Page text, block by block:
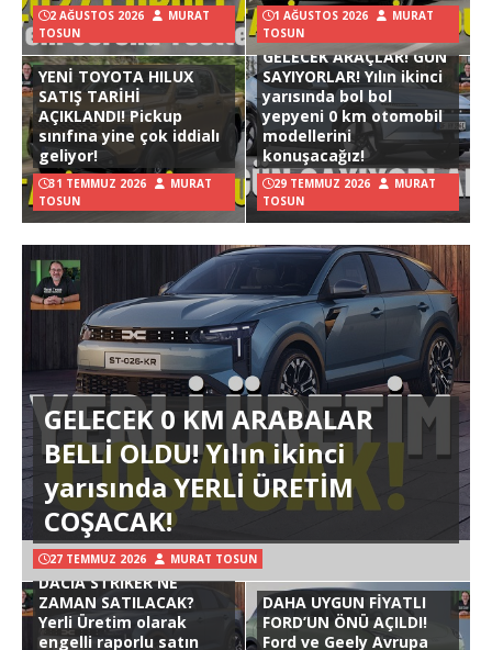
2 AĞUSTOS 2026
MURAT
TOSUN
1 AĞUSTOS 2026
MURAT
TOSUN
YENİ TOYOTA HILUX
SATIŞ TARİHİ
AÇIKLANDI! Pickup
sınıfına yine çok iddialı
geliyor!
31 TEMMUZ 2026
MURAT
TOSUN
GELECEK ARAÇLAR! GÜN
SAYIYORLAR! Yılın ikinci
yarısında bol bol
yepyeni 0 km otomobil
modellerini
konuşacağız!
29 TEMMUZ 2026
MURAT
TOSUN
GELECEK 0 KM ARABALAR
BELLİ OLDU! Yılın ikinci
yarısında YERLİ ÜRETİM
COŞACAK!
27 TEMMUZ 2026 MURAT TOSUN
DACIA STRIKER NE
ZAMAN SATILACAK?
Yerli Üretim olarak
engelli raporlu satın
DAHA UYGUN FİYATLI
FORD’UN ÖNÜ AÇILDI!
Ford ve Geely Avrupa